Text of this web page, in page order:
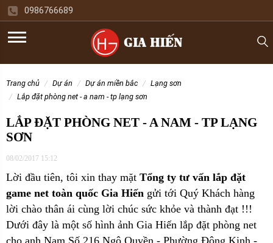
0986766689
trang chủ dự án dự án miền bắc
lạng sơn
lắp đặt phòng net - a nam - tp lạng sơn
LẮP ĐẶT PHÒNG NET - A NAM - TP LẠNG
SƠN
08/02/2017 15:12
Lời đầu tiên, tôi xin thay mặt Tổng ty tư vấn lắp đặt
game net toàn quốc Gia Hiến gửi tới Quý Khách hàng
lời chào thân ái cùng lời chúc sức khỏe và thành đạt !!!
Dưới đây là một số hình ảnh Gia Hiến lắp đặt phòng net
cho anh Nam Số 216 Ngô Quyền - Phường Đông Kinh -